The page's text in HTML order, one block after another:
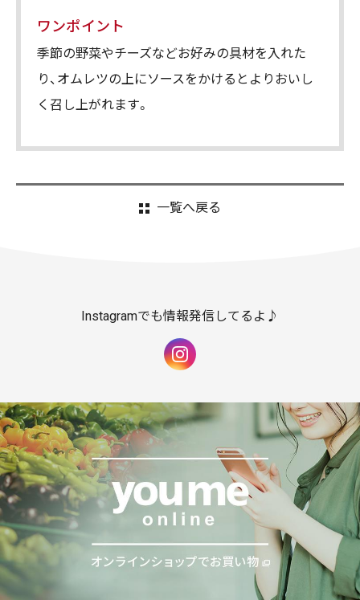
ワンポイント
季節の野菜やチーズなどお好みの具材を入れた
り、オムレツの上にソースをかけるとよりおいし
く召し上がれます。
一覧へ戻る
Instagramでも情報発信してるよ♪